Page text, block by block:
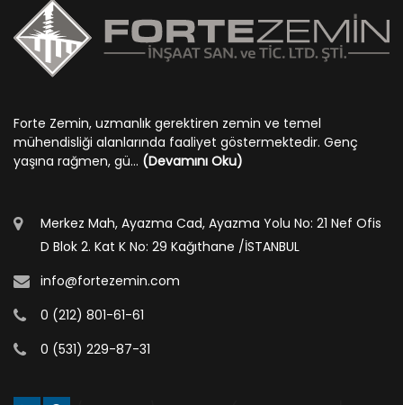
Forte Zemin, uzmanlık gerektiren zemin ve temel
mühendisliği alanlarında faaliyet göstermektedir. Genç
yaşına rağmen, gü... (Devamını Oku)
Merkez Mah, Ayazma Cad, Ayazma Yolu No: 21 Nef Ofis
D Blok 2. Kat K No: 29 Kağıthane /İSTANBUL
info@fortezemin.com
0 (212) 801-61-61
0 (531) 229-87-31